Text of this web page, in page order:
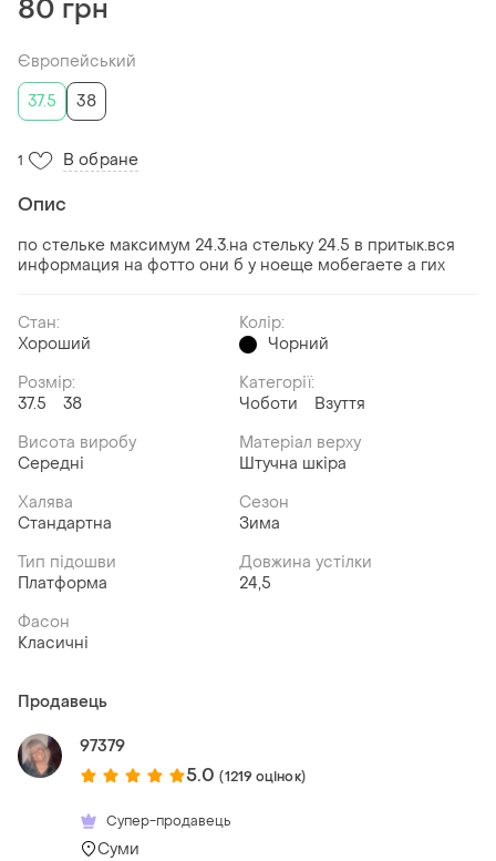
80 грн
Європейський
37.5
38
1 В обране
Опис
по стельке максимум 24.3.на стельку 24.5 в притык.вся
информация на фотто они б у ноеще мобегаете а гих
Стан:
Хороший
Колір:
Чорний
Розмір:
37.5
38
Категорії:
Чоботи
Взуття
Висота виробу
Середні
Матеріал верху
Штучна шкіра
Халява
Стандартна
Сезон
Зима
Тип підошви
Платформа
Довжина устілки
24,5
Фасон
Класичні
Продавець
97379
5.0 (1219 оцінок)
Супер-продавець
Суми